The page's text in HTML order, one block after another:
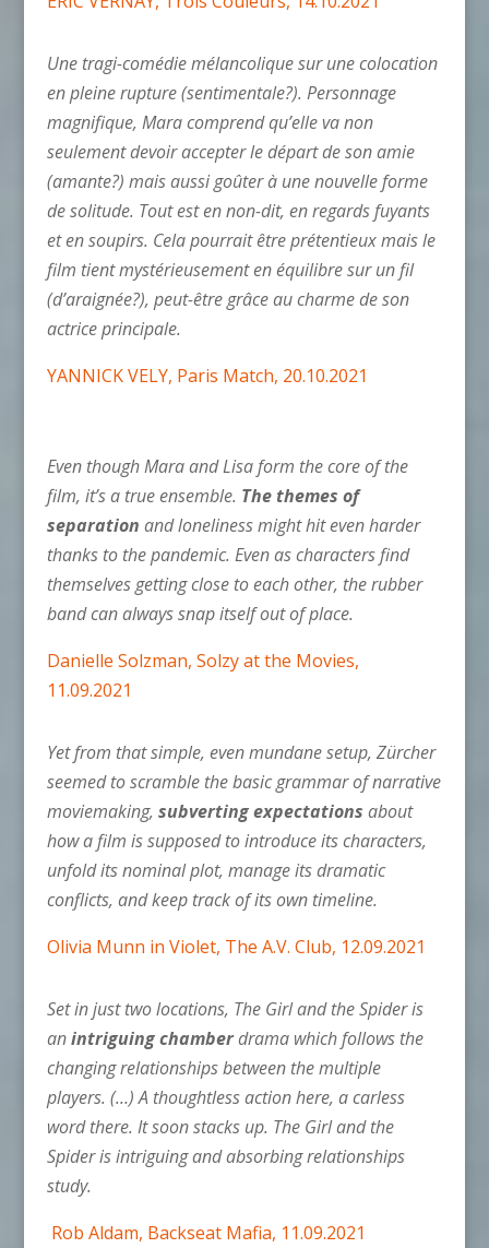
Une tragi-comédie mélancolique sur une colocation
en pleine rupture (sentimentale?). Personnage
magnifique, Mara comprend qu’elle va non
seulement devoir accepter le départ de son amie
(amante?) mais aussi goûter à une nouvelle forme
de solitude. Tout est en non-dit, en regards fuyants
et en soupirs. Cela pourrait être prétentieux mais le
film tient mystérieusement en équilibre sur un fil
(d’araignée?), peut-être grâce au charme de son
actrice principale.
YANNICK VELY, Paris Match, 20.10.2021
Even though Mara and Lisa form the core of the
film, it’s a true ensemble. The themes of
separation and loneliness might hit even harder
thanks to the pandemic. Even as characters find
themselves getting close to each other, the rubber
band can always snap itself out of place.
Danielle Solzman, Solzy at the Movies,
11.09.2021
Yet from that simple, even mundane setup, Zürcher
seemed to scramble the basic grammar of narrative
moviemaking, subverting expectations about
how a film is supposed to introduce its characters,
unfold its nominal plot, manage its dramatic
conflicts, and keep track of its own timeline.
Olivia Munn in Violet, The A.V. Club, 12.09.2021
Set in just two locations, The Girl and the Spider is
anintriguing chamberdrama which follows the
changing relationships between the multiple
players. (…) A thoughtless action here, a carless
word there. It soon stacks up. The Girl and the
Spider is intriguing and absorbing relationships
study.
Rob Aldam, Backseat Mafia, 11.09.2021